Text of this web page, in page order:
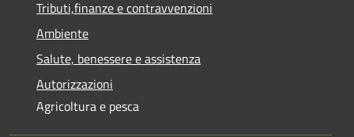
Tributi,finanze e contravvenzioni
Ambiente
Salute, benessere e assistenza
Autorizzazioni
Agricoltura e pesca